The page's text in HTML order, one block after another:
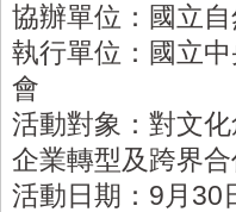
協辦單位：國立
執行單位：國立
會
活動對象：對文
企業轉型及跨界
活動日期：9月30